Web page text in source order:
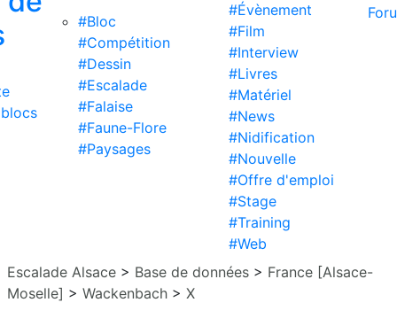
#Bloc
#Compétition
#Dessin
#Escalade
#Falaise
#Faune-Flore
#Paysages
#Évènement
#Film
#Interview
#Livres
#Matériel
#News
#Nidification
#Nouvelle
#Offre d'emploi
#Stage
#Training
#Web
Escalade Alsace > Base de données > France [Alsace-
Moselle] > Wackenbach > X